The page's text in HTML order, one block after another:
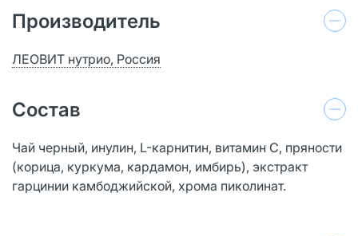
Производитель
ЛЕОВИТ нутрио, Россия
Состав
Чай черный, инулин, L-карнитин, витамин С, пряности
(корица, куркума, кардамон, имбирь), экстракт
гарцинии камбоджийской, хрома пиколинат.